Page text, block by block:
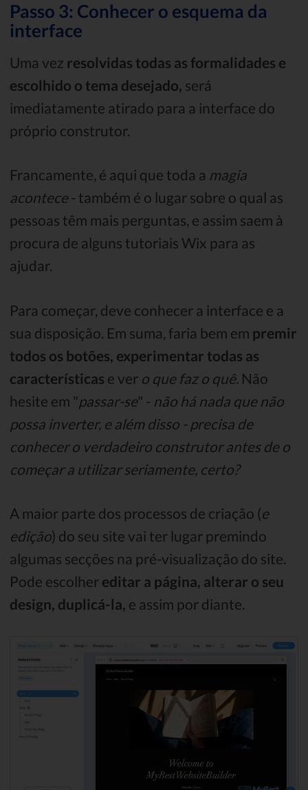
Passo 3: Conhecer o esquema da
interface
Uma vez resolvidas todas as formalidades e
escolhido o tema desejado, será
imediatamente atirado para a interface do
próprio construtor.
Francamente, é aqui que toda a magia
acontece- também é o lugar sobre o qual as
pessoas têm mais perguntas, e assim saem à
procura de alguns tutoriais Wix para as
ajudar.
Para começar, deve conhecer a interface e a
sua disposição. Em suma, faria bem em premir
todos os botões, experimentar todas as
características e ver o que faz o quê. Não
hesite em "passar-se" - não há nada que não
possa inverter, e além disso - precisa de
conhecer o verdadeiro construtor antes de o
começar a utilizar seriamente, certo?
A maior parte dos processos de criação (e
edição) do seu site vai ter lugar premindo
algumas secções na pré-visualização do site.
Pode escolher editar a página, alterar o seu
design, duplicá-la, e assim por diante.